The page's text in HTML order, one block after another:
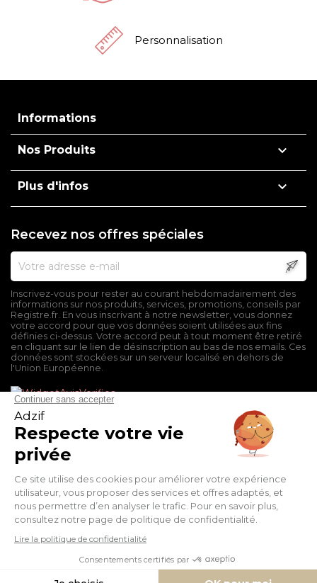
Personnalisation
Informations
Nos Produits 
Plus d'infos 
Recevez nos offres spéciales
Inscrivez-vous pour rester au courant hebdomadairement des
informations sur nos produits, services, promotions, conseils par
Registre.fr. En vous inscrivant à notre newsletter, vous donnez
votre accord pour que vos données soient utilisées aux fins
définies ci-dessus. Votre accord peut à tout moment être retiré
en cliquant sur le lien de désinscription au bas de nos emails. Ces
données sont stockées sur un serveur localisé en dehors de
l'Union Européenne.
Conditions générales de vente
Politique de confidentialité
FacebookTwitter